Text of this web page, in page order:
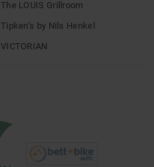
The LOUIS Grillroom
Tipken’s by Nils Henkel
VICTORIAN